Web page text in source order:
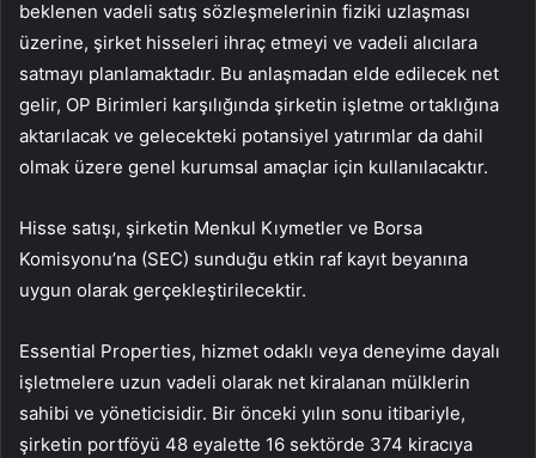
beklenen vadeli satış sözleşmelerinin fiziki uzlaşması
üzerine, şirket hisseleri ihraç etmeyi ve vadeli alıcılara
satmayı planlamaktadır. Bu anlaşmadan elde edilecek net
gelir, OP Birimleri karşılığında şirketin işletme ortaklığına
aktarılacak ve gelecekteki potansiyel yatırımlar da dahil
olmak üzere genel kurumsal amaçlar için kullanılacaktır.
Hisse satışı, şirketin Menkul Kıymetler ve Borsa
Komisyonu’na (SEC) sunduğu etkin raf kayıt beyanına
uygun olarak gerçekleştirilecektir.
Essential Properties, hizmet odaklı veya deneyime dayalı
işletmelere uzun vadeli olarak net kiralanan mülklerin
sahibi ve yöneticisidir. Bir önceki yılın sonu itibariyle,
şirketin portföyü 48 eyalette 16 sektörde 374 kiracıya